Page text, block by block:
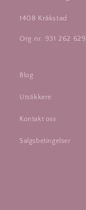
1408 Kråkstad
Org.nr. 931 262 629
Blog
Utstikkere
Kontakt oss
Salgsbetingelser